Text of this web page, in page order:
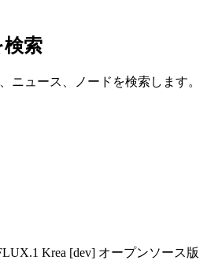
索
ニュース、ノードを検索します。
Krea [dev] オープンソース版